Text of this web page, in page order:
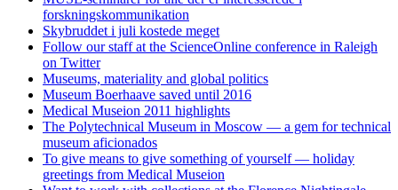
forskningskommunikation
Skybruddet i juli kostede meget
Follow our staff at the ScienceOnline conference in Raleigh
on Twitter
Museums, materiality and global politics
Museum Boerhaave saved until 2016
Medical Museion 2011 highlights
The Polytechnical Museum in Moscow — a gem for technical
museum aficionados
To give means to give something of yourself — holiday
greetings from Medical Museion